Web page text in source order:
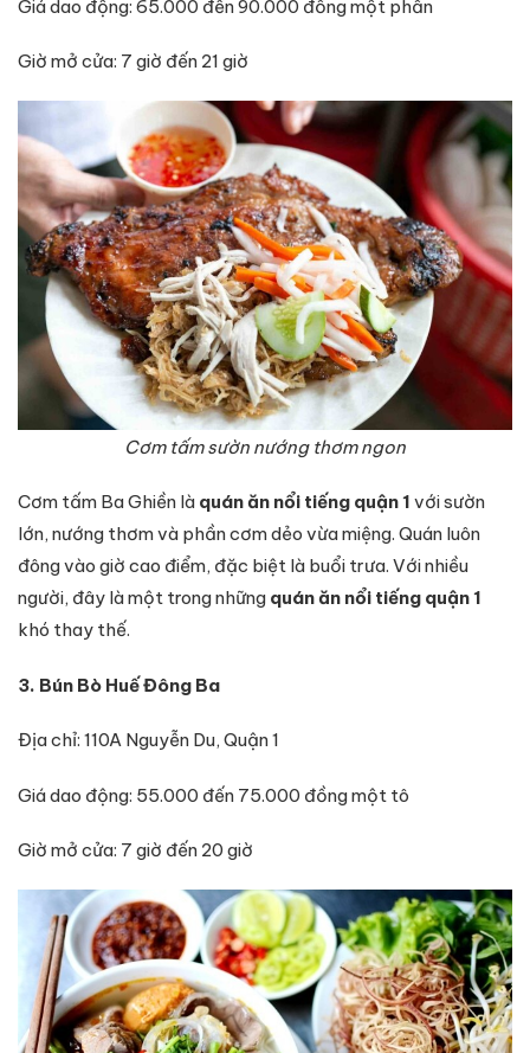
Giá dao động: 65.000 đến 90.000 đồng một phần
Giờ mở cửa: 7 giờ đến 21 giờ
Cơm tấm sườn nướng thơm ngon
Cơm tấm Ba Ghiền là quán ăn nổi tiếng quận 1 với sườn
lớn, nướng thơm và phần cơm dẻo vừa miệng. Quán luôn
đông vào giờ cao điểm, đặc biệt là buổi trưa. Với nhiều
người, đây là một trong những quán ăn nổi tiếng quận 1
khó thay thế.
3. Bún Bò Huế Đông Ba
Địa chỉ: 110A Nguyễn Du, Quận 1
Giá dao động: 55.000 đến 75.000 đồng một tô
Giờ mở cửa: 7 giờ đến 20 giờ